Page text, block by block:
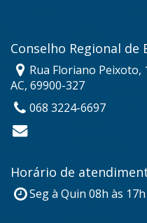
Conselho Regional de
Rua Floriano Peixoto,
AC, 69900-327
068 3224-6697
Horário de
Seg à Quin 08h às